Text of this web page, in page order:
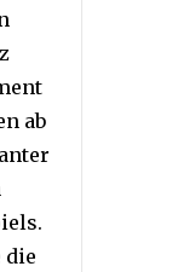
ab
die